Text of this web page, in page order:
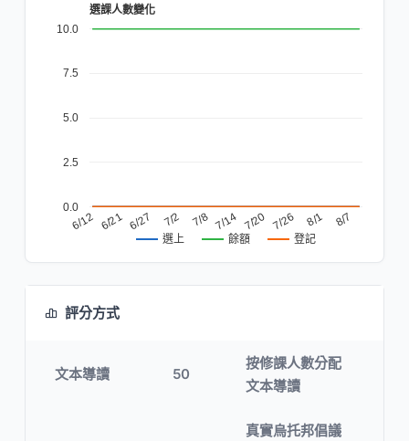
選課人數變化
選上 餘額 登記
6/12 6/21 6/27 7/2 7/8 7/14 7/20 7/26 8/1 8/7
0.0
2.5
5.0
7.5
10.0
評分方式
文本導讀 50
按修課人數分配
文本導讀
真實烏托邦倡議